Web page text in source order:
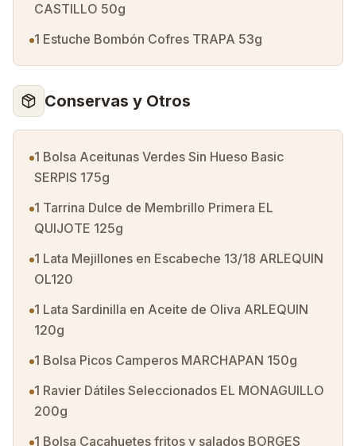
CASTILLO 50g
1 Estuche Bombón Cofres TRAPA 53g
Conservas y Otros
1 Bolsa Aceitunas Verdes Sin Hueso Basic
SERPIS 175g
1 Tarrina Dulce de Membrillo Primera EL
QUIJOTE 125g
1 Lata Mejillones en Escabeche 13/18 ARLEQUIN
OL120
1 Lata Sardinilla en Aceite de Oliva ARLEQUIN
120g
1 Bolsa Picos Camperos MARCHAPAN 150g
1 Ravier Dátiles Seleccionados EL MONAGUILLO
200g
1 Bolsa Cacahuetes fritos y salados BORGES